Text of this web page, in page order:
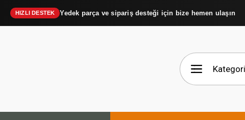
HIZLI DESTEK Yedek parça ve sipariş desteği için bize hemen ulaşın